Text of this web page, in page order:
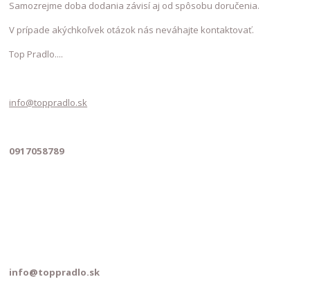
Samozrejme doba dodania závisí aj od spôsobu doručenia.
V prípade akýchkoľvek otázok nás neváhajte kontaktovať.
Top Pradlo....
info@toppradlo.sk
0917058789
info@toppradlo.sk